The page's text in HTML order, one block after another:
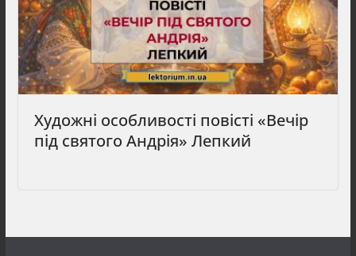
Художні особливості повісті «Вечір
під святого Андрія» Лепкий